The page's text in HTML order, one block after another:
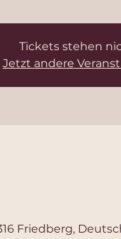
Tickets stehen
Jetzt andere
Friedberg,